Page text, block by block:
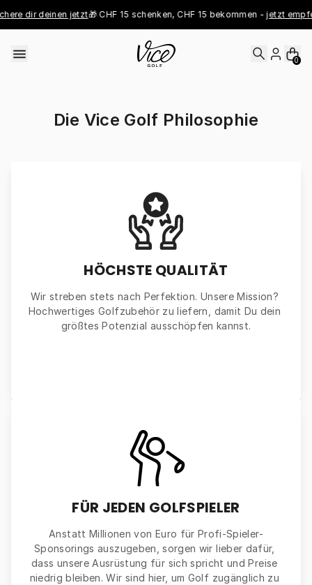
dir deinen jetzt🎁 CHF 15 schenken, CHF 15 bekommen - jetzt
0
Die Vice Golf Philosophie
HÖCHSTE QUALITÄT
Wir streben stets nach Perfektion. Unsere Mission?
Hochwertiges Golfzubehör zu liefern, damit Du dein
größtes Potenzial ausschöpfen kannst.
FÜR JEDEN GOLFSPIELER
Anstatt Millionen von Euro für Profi-Spieler-
Sponsorings auszugeben, sorgen wir lieber dafür,
dass unsere Ausrüstung für sich spricht und Preise
niedrig bleiben. Wir sind hier, um Golf zugänglich zu